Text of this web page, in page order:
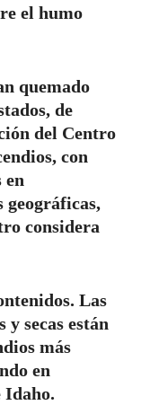
el humo
quemado
de
del Centro
con
en
geográficas,
considera
Las
secas están
más
en
Idaho.